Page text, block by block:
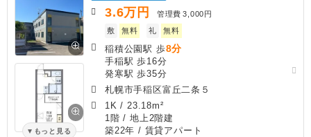
もっと見る
3.6万円 管理費 3,000円
敷
無料 礼 無料
稲積公園駅 歩8分
手稲駅 歩16分
発寒駅 歩35分
札幌市手稲区富丘二条５
1K / 23.18m²
1階 / 地上2階建
築22年 / 賃貸アパート